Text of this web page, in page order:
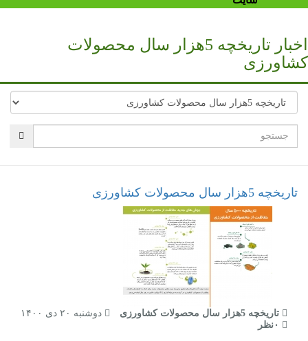
اخبار تاریخچه 5هزار سال محصولات
کشاورزی
تاریخچه 5هزار سال محصولات کشاورزی
تاریخچه 5هزار سال محصولات کشاورزی
دوشنبه ۲۰ دی ۱۴۰۰
۰نظر